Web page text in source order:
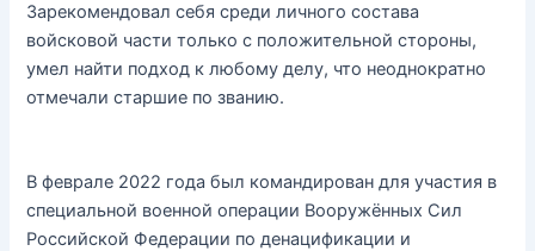
Зарекомендовал себя среди личного состава
войсковой части только с положительной стороны,
умел найти подход к любому делу, что неоднократно
отмечали старшие по званию.
В феврале 2022 года был командирован для участия в
специальной военной операции Вооружённых Сил
Российской Федерации по денацификации и